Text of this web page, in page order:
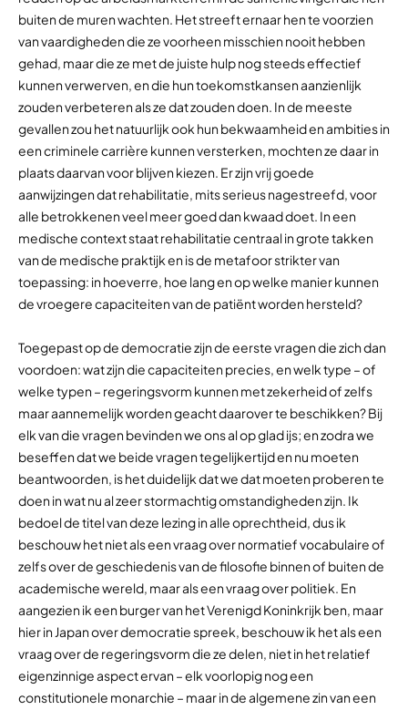
buiten de muren wachten. Het streeft ernaar hen te voorzien
van vaardigheden die ze voorheen misschien nooit hebben
gehad, maar die ze met de juiste hulp nog steeds effectief
kunnen verwerven, en die hun toekomstkansen aanzienlijk
zouden verbeteren als ze dat zouden doen. In de meeste
gevallen zou het natuurlijk ook hun bekwaamheid en ambities in
een criminele carrière kunnen versterken, mochten ze daar in
plaats daarvan voor blijven kiezen. Er zijn vrij goede
aanwijzingen dat rehabilitatie, mits serieus nagestreefd, voor
alle betrokkenen veel meer goed dan kwaad doet. In een
medische context staat rehabilitatie centraal in grote takken
van de medische praktijk en is de metafoor strikter van
toepassing: in hoeverre, hoe lang en op welke manier kunnen
de vroegere capaciteiten van de patiënt worden hersteld?
Toegepast op de democratie zijn de eerste vragen die zich dan
voordoen: wat zijn die capaciteiten precies, en welk type – of
welke typen – regeringsvorm kunnen met zekerheid of zelfs
maar aannemelijk worden geacht daarover te beschikken? Bij
elk van die vragen bevinden we ons al op glad ijs; en zodra we
beseffen dat we beide vragen tegelijkertijd en nu moeten
beantwoorden, is het duidelijk dat we dat moeten proberen te
doen in wat nu al zeer stormachtig omstandigheden zijn. Ik
bedoel de titel van deze lezing in alle oprechtheid, dus ik
beschouw het niet als een vraag over normatief vocabulaire of
zelfs over de geschiedenis van de filosofie binnen of buiten de
academische wereld, maar als een vraag over politiek. En
aangezien ik een burger van het Verenigd Koninkrijk ben, maar
hier in Japan over democratie spreek, beschouw ik het als een
vraag over de regeringsvorm die ze delen, niet in het relatief
eigenzinnige aspect ervan – elk voorlopig nog een
constitutionele monarchie – maar in de algemene zin van een